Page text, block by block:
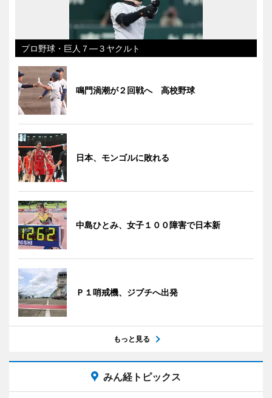
プロ野球・巨人７―３ヤクルト
鳴門渦潮が２回戦へ 高校野球
日本、モンゴルに敗れる
中島ひとみ、女子１００障害で日本新
Ｐ１哨戒機、ジブチへ出発
もっと見る
みん経トピックス